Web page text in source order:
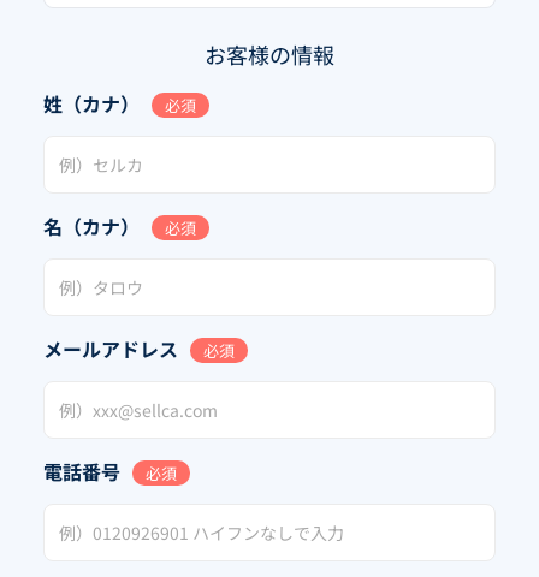
お客様の情報
姓（カナ） 必須
名（カナ） 必須
メールアドレス 必須
電話番号 必須